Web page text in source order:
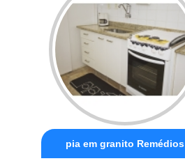
pia em granito Remédios